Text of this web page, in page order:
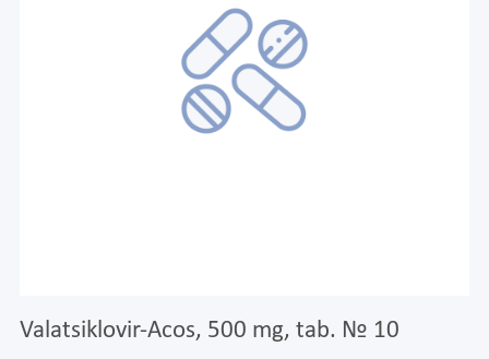
Valatsiklovir-Acos, 500 mg, tab. № 10